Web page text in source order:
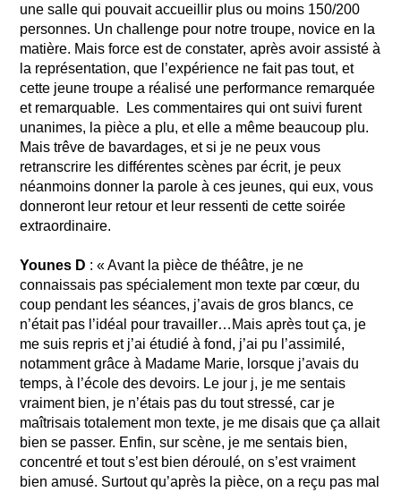
une salle qui pouvait accueillir plus ou moins 150/200
personnes. Un challenge pour notre troupe, novice en la
matière. Mais force est de constater, après avoir assisté à
la représentation, que l’expérience ne fait pas tout, et
cette jeune troupe a réalisé une performance remarquée
et remarquable. Les commentaires qui ont suivi furent
unanimes, la pièce a plu, et elle a même beaucoup plu.
Mais trêve de bavardages, et si je ne peux vous
retranscrire les différentes scènes par écrit, je peux
néanmoins donner la parole à ces jeunes, qui eux, vous
donneront leur retour et leur ressenti de cette soirée
extraordinaire.
Younes D : « Avant la pièce de théâtre, je ne
connaissais pas spécialement mon texte par cœur, du
coup pendant les séances, j’avais de gros blancs, ce
n’était pas l’idéal pour travailler…Mais après tout ça, je
me suis repris et j’ai étudié à fond, j’ai pu l’assimilé,
notamment grâce à Madame Marie, lorsque j’avais du
temps, à l’école des devoirs. Le jour j, je me sentais
vraiment bien, je n’étais pas du tout stressé, car je
maîtrisais totalement mon texte, je me disais que ça allait
bien se passer. Enfin, sur scène, je me sentais bien,
concentré et tout s’est bien déroulé, on s’est vraiment
bien amusé. Surtout qu’après la pièce, on a reçu pas mal